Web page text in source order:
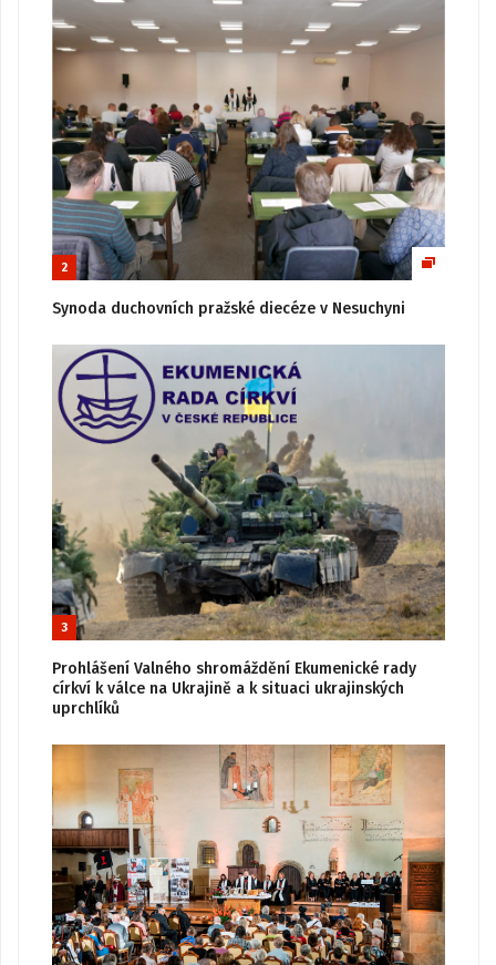
2
Synoda duchovních pražské diecéze v Nesuchyni
3
Prohlášení Valného shromáždění Ekumenické rady
církví k válce na Ukrajině a k situaci ukrajinských
uprchlíků